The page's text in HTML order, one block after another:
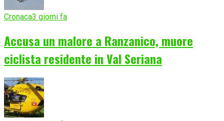
Cronaca3 giorni fa
Accusa un malore a Ranzanico, muore
ciclista residente in Val Seriana